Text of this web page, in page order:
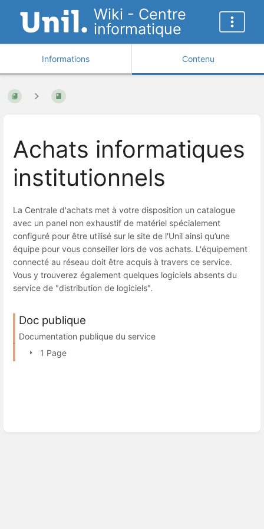
Wiki - Centre
informatique
Informations Contenu
Achats informatiques
institutionnels
La Centrale d'achats met à votre disposition un catalogue
avec un panel non exhaustif de matériel spécialement
configuré pour être utilisé sur le site de l'Unil ainsi qu’une
équipe pour vous conseiller lors de vos achats. L'équipement
connecté au réseau doit être acquis à travers ce service.
Vous y trouverez également quelques logiciels absents du
service de "distribution de logiciels".
Doc publique
Documentation publique du service
1 Page